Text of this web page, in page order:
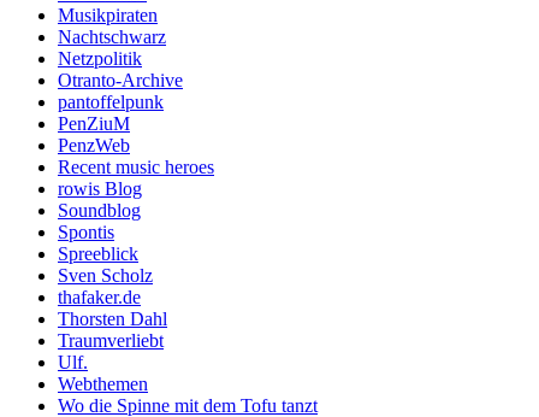
Musikpiraten
Nachtschwarz
Netzpolitik
Otranto-Archive
pantoffelpunk
PenZiuM
PenzWeb
Recent music heroes
rowis Blog
Soundblog
Spontis
Spreeblick
Sven Scholz
thafaker.de
Thorsten Dahl
Traumverliebt
Ulf.
Webthemen
Wo die Spinne mit dem Tofu tanzt